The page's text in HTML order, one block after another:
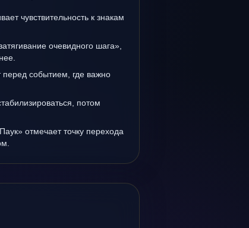
чувствительность к знакам
очевидного шага»,
перед событием, где важно
потом
отмечает точку перехода